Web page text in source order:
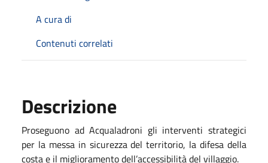
A cura di
Contenuti correlati
Descrizione
Proseguono ad Acqualadroni gli interventi strategici
per la messa in sicurezza del territorio, la difesa della
costa e il miglioramento dell’accessibilità del villaggio.